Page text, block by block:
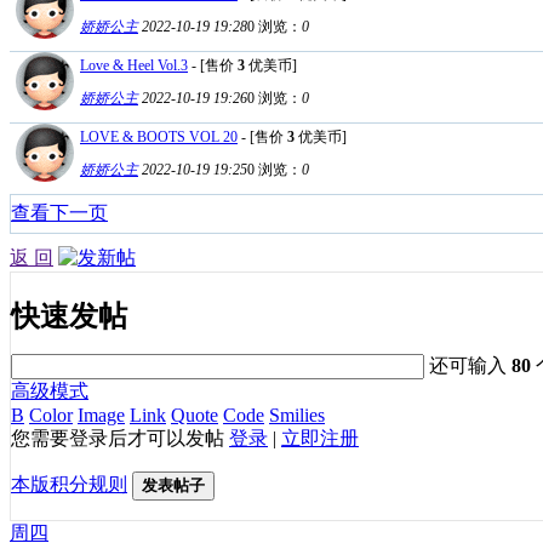
娇娇公主 2022-10-19 19:280 浏览： 0
Love & Heel Vol.3 - [售价 3 优美币]
娇娇公主 2022-10-19 19:260 浏览： 0
LOVE & BOOTS VOL 20 - [售价 3 优美币]
娇娇公主 2022-10-19 19:250 浏览： 0
查看下一页
返 回
快速发帖
还可输入80
高级模式
B Color Image Link Quote Code Smilies
您需要登录后才可以发帖 登录 | 立即注册
本版积分规则 发表帖子
周四